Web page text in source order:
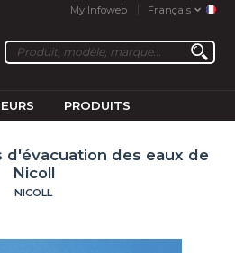
My Infoweb Français
PRODUITS
d'évacuation des eaux de
Nicoll
NICOLL